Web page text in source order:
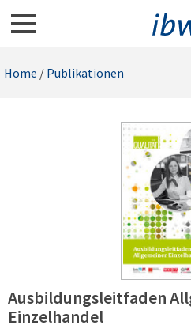
Home / Publikationen
Ausbildungsleitfaden
Einzelhandel